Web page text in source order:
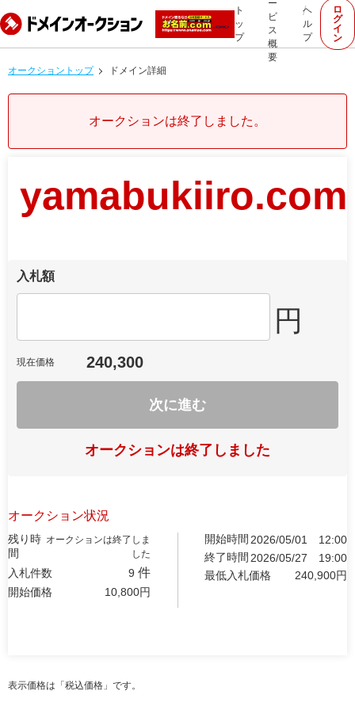
ト
ッ
プ
ー
ビ
ス
概
要
ヘ
ル
プ
ロ
グ
イ
ン
オークショントップ ドメイン詳細
オークションは終了しました。
yamabukiiro.com
入札額
円
現在価格 240,300
次に進む
オークションは終了しました
オークション状況
残り時
間
オークションは終了しま
した
入札件数 9 件
開始価格 10,800円
開始時間 2026/05/01
12:00
終了時間 2026/05/27
19:00
最低入札価格
240,900円
表示価格は「税込価格」です。